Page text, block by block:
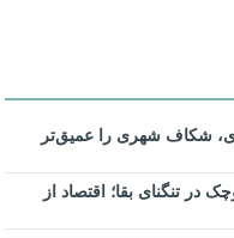
شکاف شهری را عمیق‌تر
در تنگنای بقا؛ اقتصاد از